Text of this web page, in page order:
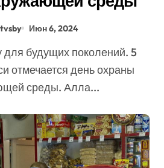
tvsby Июн 6, 2024
отмечается день охраны
среды. Алла...